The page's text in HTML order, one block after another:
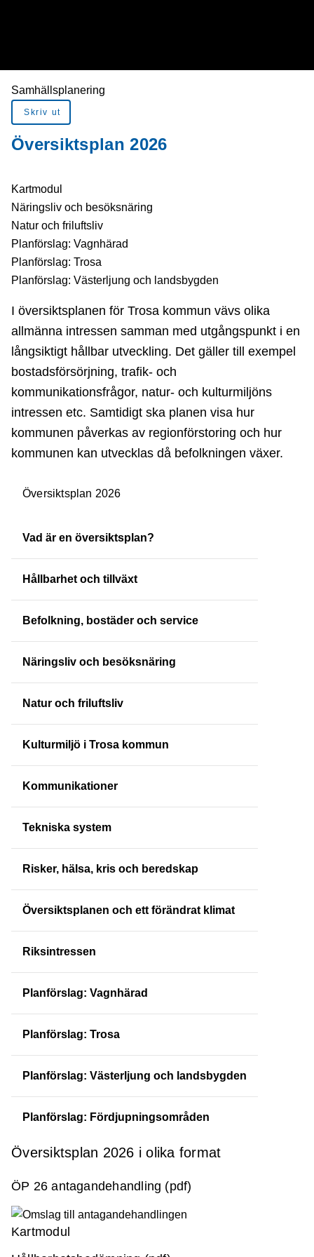
Du är här:
Samhällsplanering
Skriv ut
Översiktsplan 2026
Kartmodul
Näringsliv och besöksnäring
Natur och friluftsliv
Planförslag: Vagnhärad
Planförslag: Trosa
Planförslag: Västerljung och landsbygden
I översiktsplanen för Trosa kommun vävs olika
allmänna intressen samman med utgångspunkt i en
långsiktigt hållbar utveckling. Det gäller till exempel
bostadsförsörjning, trafik- och
kommunikationsfrågor, natur- och kulturmiljöns
intressen etc. Samtidigt ska planen visa hur
kommunen påverkas av regionförstoring och hur
kommunen kan utvecklas då befolkningen växer.
Översiktsplan 2026
Vad är en översiktsplan?
Hållbarhet och tillväxt
Befolkning, bostäder och service
Näringsliv och besöksnäring
Natur och friluftsliv
Kulturmiljö i Trosa kommun
Kommunikationer
Tekniska system
Risker, hälsa, kris och beredskap
Översiktsplanen och ett förändrat klimat
Riksintressen
Planförslag: Vagnhärad
Planförslag: Trosa
Planförslag: Västerljung och landsbygden
Planförslag: Fördjupningsområden
Översiktsplan 2026 i olika format
ÖP 26 antagandehandling (pdf)
Kartmodul